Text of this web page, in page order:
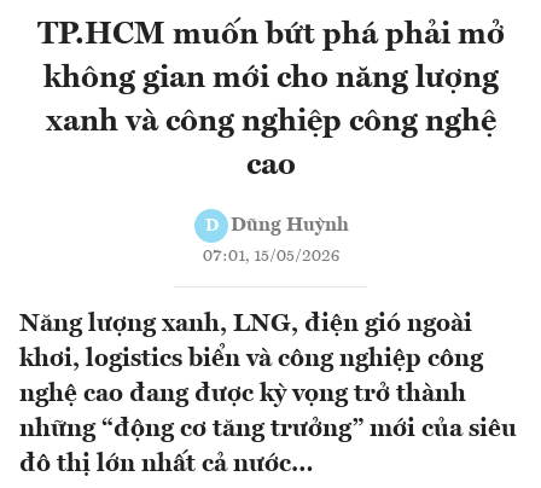
TP.HCM muốn bứt phá phải mở
không gian mới cho năng lượng
xanh và công nghiệp công nghệ
cao
D Dũng Huỳnh
07:01, 15/05/2026
Năng lượng xanh, LNG, điện gió ngoài
khơi, logistics biển và công nghiệp công
nghệ cao đang được kỳ vọng trở thành
những “động cơ tăng trưởng” mới của siêu
đô thị lớn nhất cả nước…